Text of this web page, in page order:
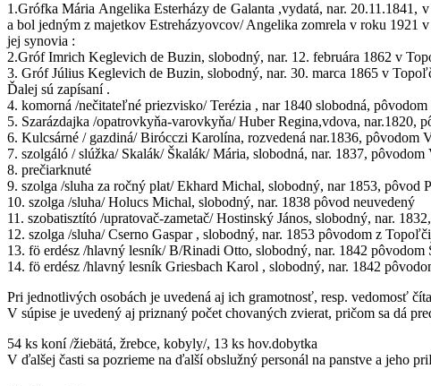
1.Grófka Mária Angelika Esterházy de Galanta ,vydatá, nar. 20.11.1841,
a bol jedným z majetkov Estreházyovcov/ Angelika zomrela v roku 1921
jej synovia :
2.Gróf Imrich Keglevich de Buzin, slobodný, nar. 12. februára 1862 v
3. Gróf Július Keglevich de Buzin, slobodný, nar. 30. marca 1865 v
Ďalej sú zapísaní .
4. komorná /nečitateľné priezvisko/ Terézia , nar 1840 slobodná, pôvodom
5. Szarázdajka /opatrovkyňa-varovkyňa/ Huber Regina,vdova, nar.1820,
6. Kulcsárné / gazdiná/ Birócczi Karolína, rozvedená nar.1836, pôvodom
7. szolgáló / slúžka/ Skalák/ Škalák/ Mária, slobodná, nar. 1837,
8. prečiarknuté
9. szolga /sluha za ročný plat/ Ekhard Michal, slobodný, nar 1853, pôvod
10. szolga /sluha/ Holucs Michal, slobodný, nar. 1838 pôvod neuvedený
11. szobatisztító /upratovač-zametač/ Hostinský János, slobodný, nar.
12. szolga /sluha/ Cserno Gaspar , slobodný, nar. 1853 pôvodom z
13. fö erdész /hlavný lesník/ B/Rinadi Otto, slobodný, nar. 1842 pôvodom
14. fö erdész /hlavný lesník Griesbach Karol , slobodný, nar. 1842
Pri jednotlivých osobách je uvedená aj ich gramotnosť, resp. vedomosť
V súpise je uvedený aj priznaný počet chovaných zvierat, pričom sa dá
54 ks koní /žiebätá, žrebce, kobyly/, 13 ks hov.dobytka
V ďalšej časti sa pozrieme na ďalší obslužný personál na panstve a jeho